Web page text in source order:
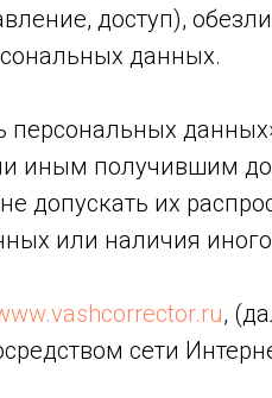
доступ),
данных.
персональных
иным получившим
допускать их
или наличия
,
сети